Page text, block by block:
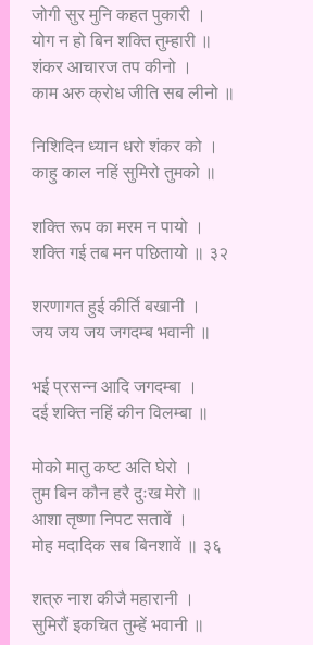
जोगी सुर मुनि कहत पुकारी ।
योग न हो बिन शक्ति तुम्हारी ॥
शंकर आचारज तप कीनो ।
काम अरु क्रोध जीति सब लीनो ॥
निशिदिन ध्यान धरो शंकर को ।
काहु काल नहिं सुमिरो तुमको ॥
शक्ति रूप का मरम न पायो ।
शक्ति गई तब मन पछितायो ॥ ३२
शरणागत हुई कीर्ति बखानी ।
जय जय जय जगदम्ब भवानी ॥
भई प्रसन्न आदि जगदम्बा ।
दई शक्ति नहिं कीन विलम्बा ॥
मोको मातु कष्ट अति घेरो ।
तुम बिन कौन हरै दुःख मेरो ॥
आशा तृष्णा निपट सतावें ।
मोह मदादिक सब बिनशावें ॥ ३६
शत्रु नाश कीजै महारानी ।
सुमिरौं इकचित तुम्हें भवानी ॥